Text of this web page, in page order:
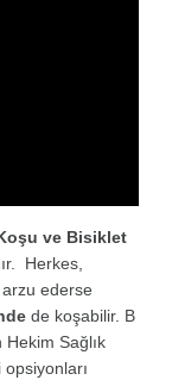
ve Bisiklet
Herkes,
ederse
de koşabilir. B
Hekim Sağlık